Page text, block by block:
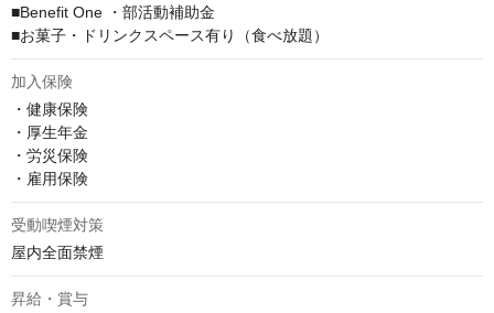
■Benefit One ・部活動補助金
■お菓子・ドリンクスペース有り（食べ放題）
加入保険
・健康保険
・厚生年金
・労災保険
・雇用保険
受動喫煙対策
屋内全面禁煙
昇給・賞与